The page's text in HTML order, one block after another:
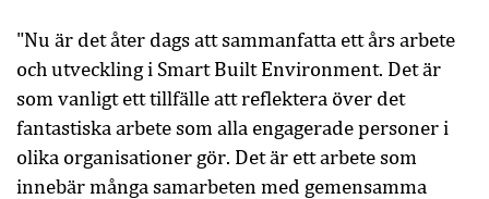
"Nu är det åter dags att sammanfatta ett års arbete
och utveckling i Smart Built Environment. Det är
som vanligt ett tillfälle att reflektera över det
fantastiska arbete som alla engagerade personer i
olika organisationer gör. Det är ett arbete som
innebär många samarbeten med gemensamma